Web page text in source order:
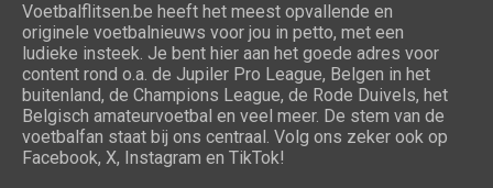
Voetbalflitsen.be heeft het meest opvallende en
originele voetbalnieuws voor jou in petto, met een
ludieke insteek. Je bent hier aan het goede adres voor
content rond o.a. de Jupiler Pro League, Belgen in het
buitenland, de Champions League, de Rode Duivels, het
Belgisch amateurvoetbal en veel meer. De stem van de
voetbalfan staat bij ons centraal. Volg ons zeker ook op
Facebook, X, Instagram en TikTok!